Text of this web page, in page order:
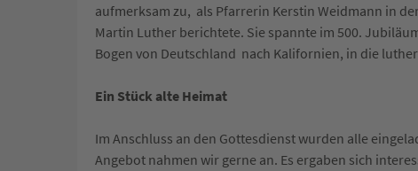
aufmerksam zu, als Pfarrerin Kerstin Weidmann in
Martin Luther berichtete. Sie spannte im 500.
Bogen von Deutschland nach Kalifornien, in die
Ein Stück alte Heimat
Im Anschluss an den Gottesdienst wurden alle
Angebot nahmen wir gerne an. Es ergaben sich